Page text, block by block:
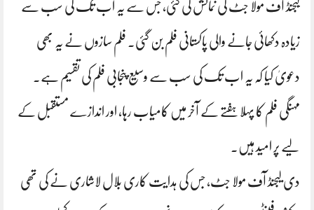
لیجنڈ آف مولا جٹ کی نمائش کی گئی، جس سے یہ اب تک کی سب سے
زیادہ دکھائی جانے والی پاکستانی فلم بن گئی۔ فلم سازوں نے یہ بھی
دعویٰ کیا کہ یہ اب تک کی سب سے وسیع پنجابی فلم کی تقسیم ہے۔
مہنگی فلم کا پہلا ہفتے کے آخر میں کامیاب رہا، اور اندازے مستقبل کے
لیے پر امید ہیں۔
دی لیجنڈ آف مولا جٹ، جس کی ہدایت کاری بلال لاشاری نے کی تھی